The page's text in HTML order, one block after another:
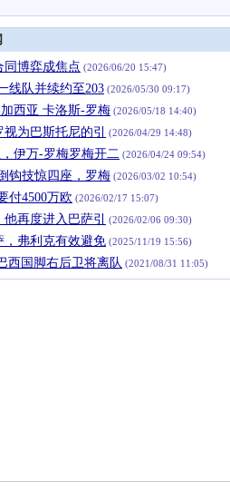
同博弈成焦点 (2026/06/20 15:47)
线队并续约至203 (2026/05/30 09:17)
西亚 卡洛斯-罗梅 (2026/05/18 14:40)
为巴斯托尼的引 (2026/04/29 14:48)
伊万-罗梅罗梅开二 (2026/04/24 09:54)
钩技惊四座，罗梅 (2026/03/02 10:54)
付4500万欧 (2026/02/17 15:07)
再度进入巴萨引 (2026/02/06 09:30)
，弗利克有效避免 (2025/11/19 15:56)
西国脚右后卫将离队 (2021/08/31 11:05)